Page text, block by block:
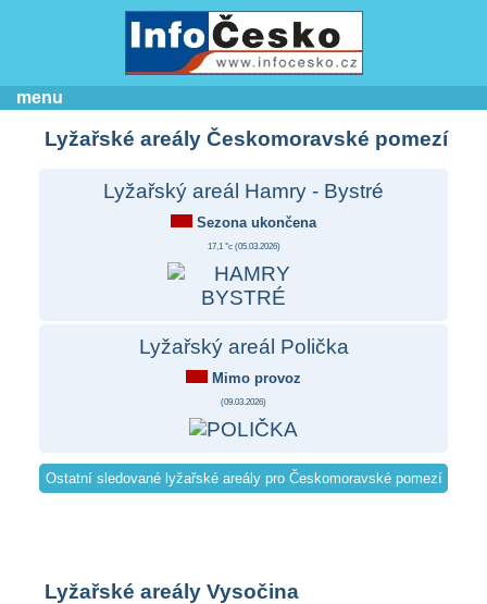
menu
Lyžařské areály Českomoravské pomezí
Lyžařský areál Hamry - Bystré
Sezona ukončena
17,1 °c (05.03.2026)
Lyžařský areál Polička
Mimo provoz
(09.03.2026)
Ostatní sledované lyžařské areály pro Českomoravské pomezí
Lyžařské areály Vysočina